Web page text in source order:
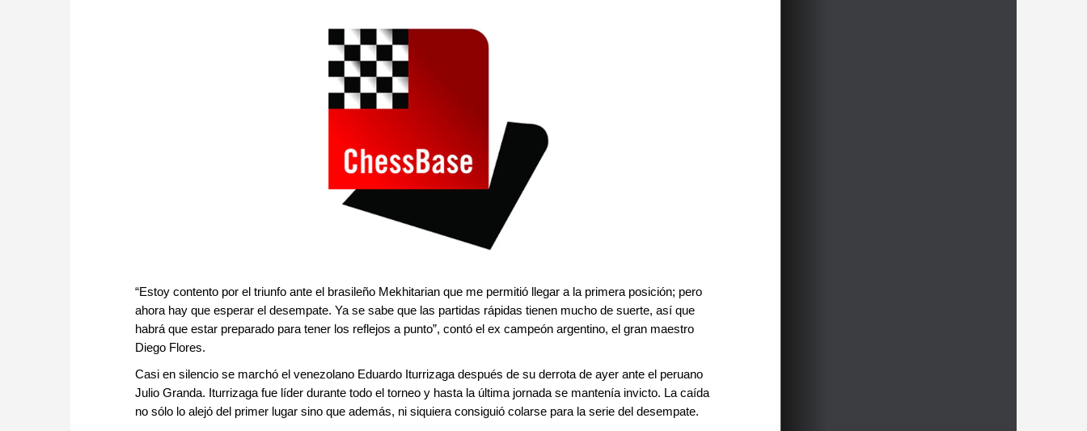
“Estoy contento por el triunfo ante el brasileño Mekhitarian que me permitió llegar a la primera posición; pero
ahora hay que esperar el desempate. Ya se sabe que las partidas rápidas tienen mucho de suerte, así que
habrá que estar preparado para tener los reflejos a punto”, contó el ex campeón argentino, el gran maestro
Diego Flores.
Casi en silencio se marchó el venezolano Eduardo Iturrizaga después de su derrota de ayer ante el peruano
Julio Granda. Iturrizaga fue líder durante todo el torneo y hasta la última jornada se mantenía invicto. La caída
no sólo lo alejó del primer lugar sino que además, ni siquiera consiguió colarse para la serie del desempate.